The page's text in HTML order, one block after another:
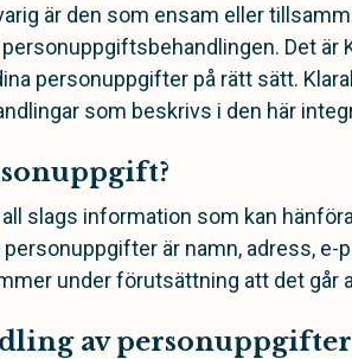
är den som ensam eller
Det är
personuppgifter på rätt sätt.
som beskrivs i den här
slags information som kan
är namn, adress,
under förutsättning att det går
av